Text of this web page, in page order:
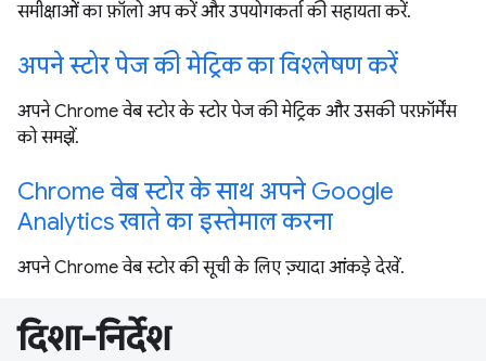
समीक्षाओं का फ़ॉलो अप करें और उपयोगकर्ता की सहायता करें.
अपने स्टोर पेज की मेट्रिक का विश्लेषण करें
अपने Chrome वेब स्टोर के स्टोर पेज की मेट्रिक और उसकी परफ़ॉर्मेंस
को समझें.
Chrome वेब स्टोर के साथ अपने Google
Analytics खाते का इस्तेमाल करना
अपने Chrome वेब स्टोर की सूची के लिए ज़्यादा आंकड़े देखें.
दिशा-निर्देश